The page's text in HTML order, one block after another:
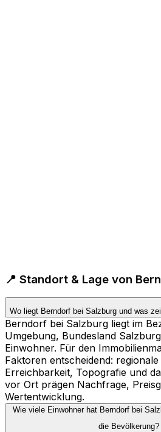
📍 Standort & Lage von
Wo liegt Berndorf bei Salzburg und was
Berndorf bei Salzburg liegt im
Umgebung, Bundesland
Einwohner. Für den
Faktoren entscheidend:
Erreichbarkeit, Topografie und
vor Ort prägen Nachfrage,
Wertentwicklung.
Wie viele Einwohner hat Berndorf bei
die Bevölkerung?